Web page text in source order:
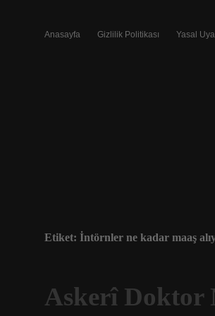
Anasayfa Gizlilik Politikası Yasal
Etiket: İntörnler ne kadar maaş
Askerî Doktor